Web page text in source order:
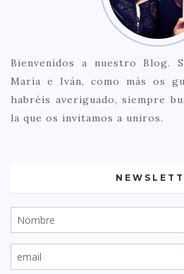
Bienvenidos a nuestro Blog.
María e Iván, como más os
habréis averiguado, siempre
la que os invitamos a uniros.